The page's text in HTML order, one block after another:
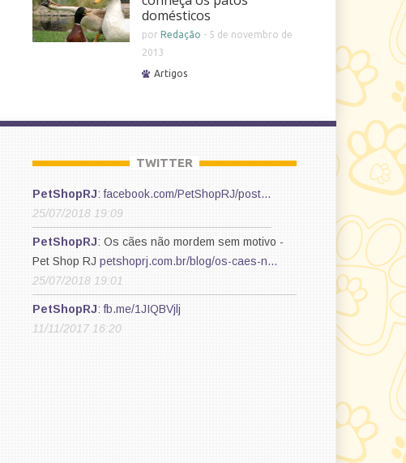
domésticos
porRedação - 5 de novembro de
2013
Artigos
TWITTER
PetShopRJ:facebook.com/PetShopRJ/post…
25/07/2018 19:09
PetShopRJ: Os cães não mordem sem motivo -
Pet Shop RJpetshoprj.com.br/blog/os-caes-n…
25/07/2018 19:01
PetShopRJ:fb.me/1JIQBVjlj
11/11/2017 16:20